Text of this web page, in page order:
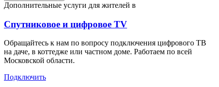
Дополнительные услуги для жителей в
Спутниковое и цифровое TV
Обращайтесь к нам по вопросу подключения цифрового ТВ
на даче, в коттедже или частном доме. Работаем по всей
Московской области.
Подключить